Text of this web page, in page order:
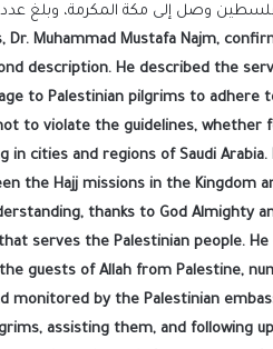
وصل إلى مكة المكرمة، وبلغ عددهم 1,200
Dr. Muhammad Mustafa Najm,
description. He described the
to Palestinian pilgrims to
to violate the guidelines,
cities and regions of Saudi
the Hajj missions in the Kingdom
thanks to God Almighty
serves the Palestinian people.
guests of Allah from Palestine,
monitored by the Palestinian
assisting them, and following